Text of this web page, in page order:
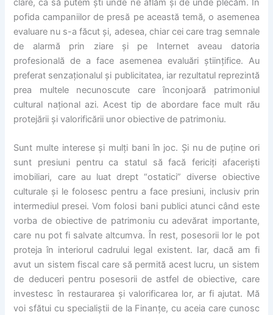
clare, ca să putem ști unde ne aflăm și de unde plecăm. În
pofida campaniilor de presă pe această temă, o asemenea
evaluare nu s-a făcut și, adesea, chiar cei care trag semnale
de alarmă prin ziare și pe Internet aveau datoria
profesională de a face asemenea evaluări științifice. Au
preferat senzaționalul și publicitatea, iar rezultatul reprezintă
prea multele necunoscute care înconjoară patrimoniul
cultural național azi. Acest tip de abordare face mult rău
protejării și valorificării unor obiective de patrimoniu.
Sunt multe interese și mulți bani în joc. Și nu de puține ori
sunt presiuni pentru ca statul să facă fericiți afaceriști
imobiliari, care au luat drept “ostatici” diverse obiective
culturale și le folosesc pentru a face presiuni, inclusiv prin
intermediul presei. Vom folosi bani publici atunci când este
vorba de obiective de patrimoniu cu adevărat importante,
care nu pot fi salvate altcumva. În rest, posesorii lor le pot
proteja în interiorul cadrului legal existent. Iar, dacă am fi
avut un sistem fiscal care să permită acest lucru, un sistem
de deduceri pentru posesorii de astfel de obiective, care
investesc în restaurarea și valorificarea lor, ar fi ajutat. Mă
voi sfătui cu specialiștii de la Finanțe, cu aceia care cunosc